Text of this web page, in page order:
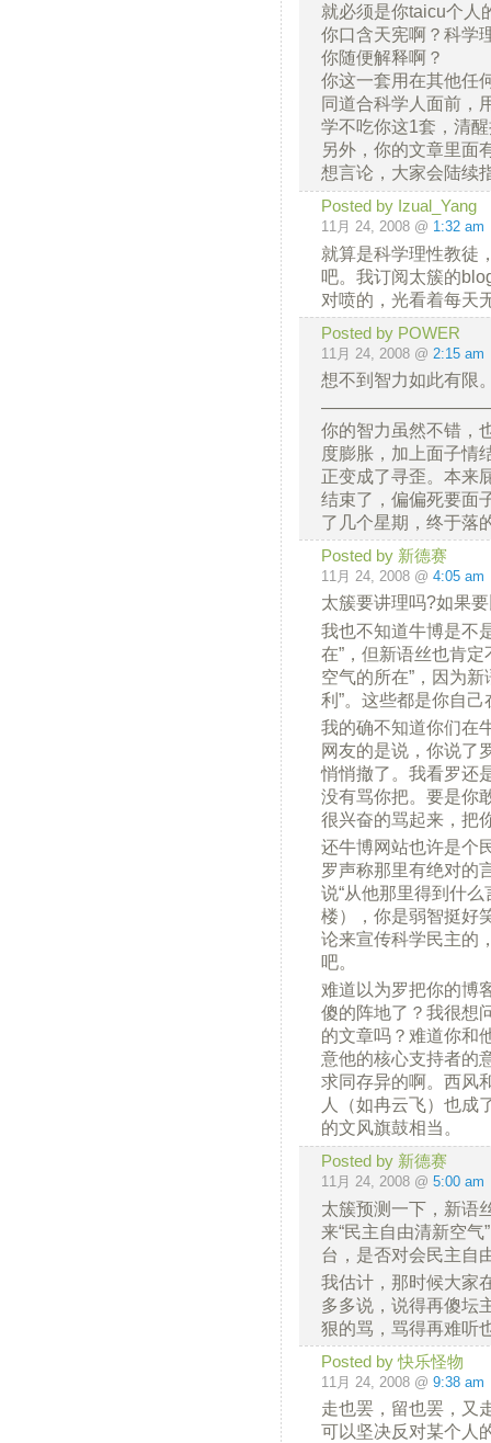
就必须是你taicu个人
你口含天宪啊？科学
你随便解释啊？
你这一套用在其他任
同道合科学人面前，
学不吃你这1套，清
另外，你的文章里面
想言论，大家会陆续
Posted by Izual_Yang
11月 24, 2008 @ 1:32 am
就算是科学理性教徒
吧。我订阅太簇的
对喷的，光看着每天
Posted by POWER
11月 24, 2008 @ 2:15 am
想不到智力如此有限
你的智力虽然不错，
度膨胀，加上面子情
正变成了寻歪。本来
结束了，偏偏死要面
了几个星期，终于落
Posted by 新德赛
11月 24, 2008 @ 4:05 am
太簇要讲理吗?如果
我也不知道牛博是不
在”，但新语丝也肯
空气的所在”，因为
利”。这些都是你自
我的确不知道你们在
网友的是说，你说了
悄悄撤了。我看罗还
没有骂你把。要是你
很兴奋的骂起来，把
还牛博网站也许是个
罗声称那里有绝对的
说“从他那里得到什
楼），你是弱智挺好
论来宣传科学民主的
吧。
难道以为罗把你的博
傻的阵地了？我很想
的文章吗？难道你和
意他的核心支持者的
求同存异的啊。西风
人（如冉云飞）也成
的文风旗鼓相当。
Posted by 新德赛
11月 24, 2008 @ 5:00 am
太簇预测一下，新语
来“民主自由清新空
台，是否对会民主自
我估计，那时候大家
多多说，说得再傻坛
狠的骂，骂得再难听
Posted by 快乐怪物
11月 24, 2008 @ 9:38 am
走也罢，留也罢，又
可以坚决反对某个人